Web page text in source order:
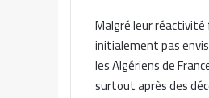
Malgré leur
initialement pas
les Algériens de
surtout après des